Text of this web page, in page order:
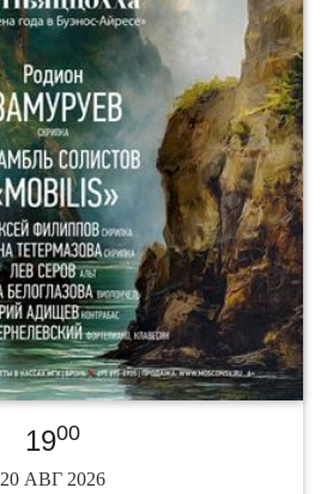
1900
20 АВГ 2026